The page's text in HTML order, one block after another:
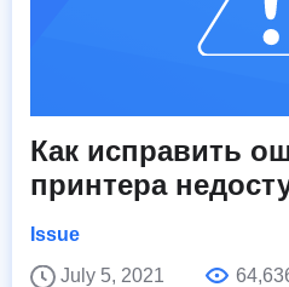
Как исправить
принтера
Issue
July 5, 2021